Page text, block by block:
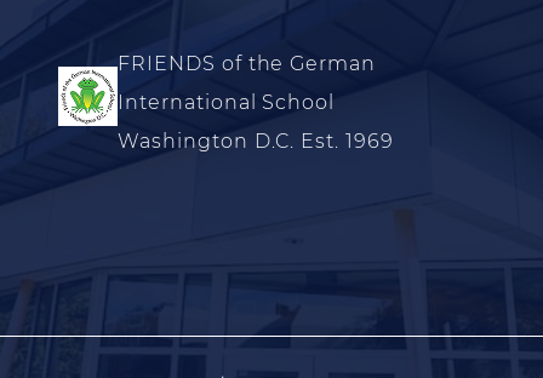
FRIENDS of the German
International School
Washington D.C. Est. 1969